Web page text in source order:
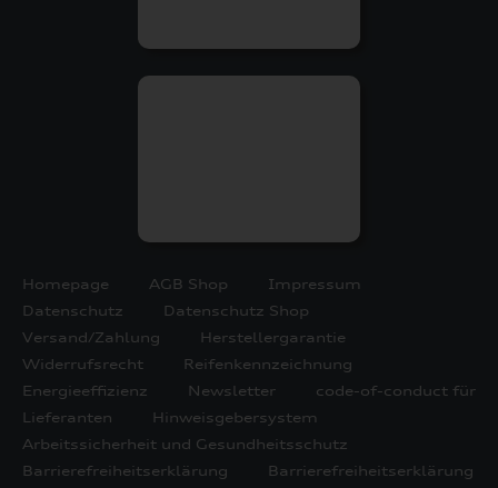
Homepage AGB Shop
Impressum
Datenschutz
Datenschutz Shop
Versand/Zahlung
Herstellergarantie
Widerrufsrecht
Reifenkennzeichnung
Energieeffizienz
Newsletter
code-of-conduct für
Lieferanten
Hinweisgebersystem
Arbeitssicherheit und Gesundheitsschutz
Barrierefreiheitserklärung
Barrierefreiheitserklärung